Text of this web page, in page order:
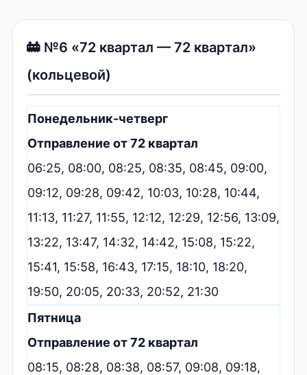
🚋 №6 «72 квартал — 72 квартал»
(кольцевой)
Понедельник-четверг
Отправление от 72 квартал
06:25, 08:00, 08:25, 08:35, 08:45, 09:00,
09:12, 09:28, 09:42, 10:03, 10:28, 10:44,
11:13, 11:27, 11:55, 12:12, 12:29, 12:56, 13:09,
13:22, 13:47, 14:32, 14:42, 15:08, 15:22,
15:41, 15:58, 16:43, 17:15, 18:10, 18:20,
19:50, 20:05, 20:33, 20:52, 21:30
Пятница
Отправление от 72 квартал
08:15, 08:28, 08:38, 08:57, 09:08, 09:18,